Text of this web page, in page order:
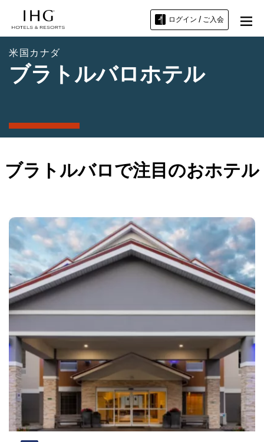
ログイン / ご入会
米国カナダ
ブラトルバロホテル
ブラトルバロで注目のおホテル